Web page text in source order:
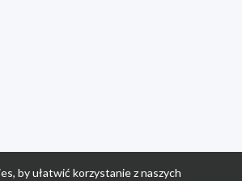
by ułatwić korzystanie z naszych